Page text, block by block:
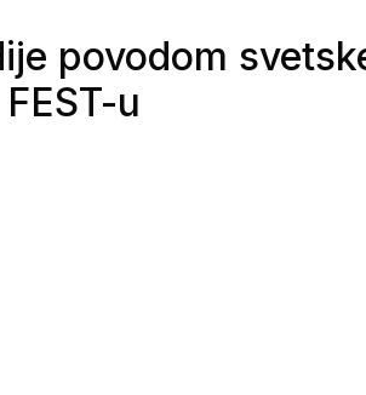
povodom
u